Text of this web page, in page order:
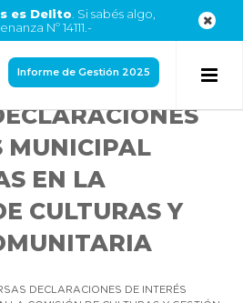
es Delito . Si sabés algo,
Nº 14111.-
Informe de Gestión 2025
MUNICIPAL
EN LA
CULTURAS Y
DECLARACIONES DE INTERÉS